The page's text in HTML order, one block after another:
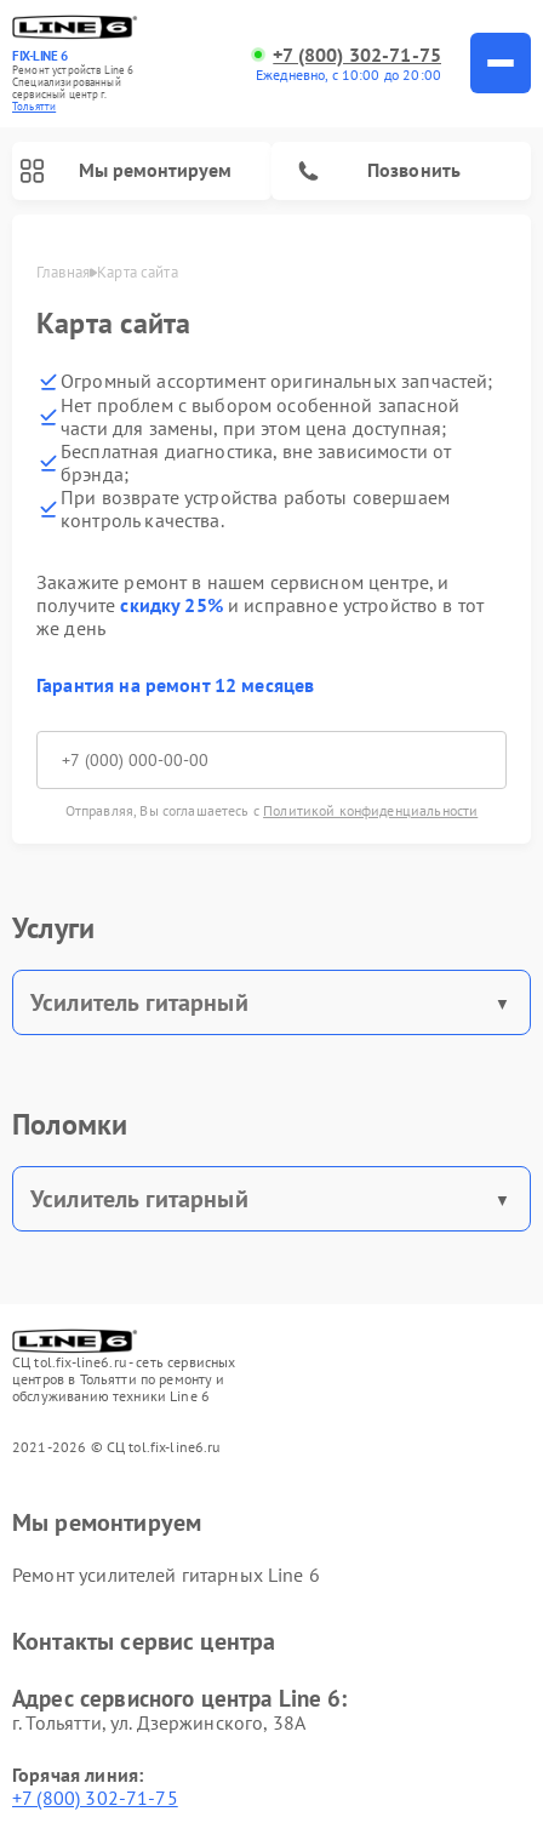
FIX-LINE 6
Ремонт устройств Line 6
Специализированный
cервисный центр г.
Тольятти
+7 (800) 302-71-75
Ежедневно, с 10:00 до 20:00
Мы ремонтируем Позвонить
Главная Карта сайта
Карта сайта
Огромный ассортимент оригинальных запчастей;
Нет проблем с выбором особенной запасной
части для замены, при этом цена доступная;
Бесплатная диагностика, вне зависимости от
брэнда;
При возврате устройства работы совершаем
контроль качества.
Закажите ремонт в нашем сервисном центре, и
получитескидку 25%и исправное устройство в тот
же день
Гарантия на ремонт 12 месяцев
Отправляя, Вы соглашаетесь с Политикой конфиденциальности
Услуги
Усилитель гитарный
Поломки
Усилитель гитарный
СЦ tol.fix-line6.ru - сеть сервисных
центров в Тольятти по ремонту и
обслуживанию техники Line 6
2021-2026 © СЦ tol.fix-line6.ru
Мы ремонтируем
Ремонт усилителей гитарных Line 6
Контакты сервис центра
Адрес сервисного центра Line 6:
г. Тольятти, ул. Дзержинского, 38А
Горячая линия:
+7 (800) 302-71-75